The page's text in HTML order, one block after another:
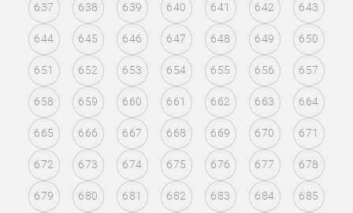
637 638 639 640 641 642 643
644 645 646 647 648 649 650
651 652 653 654 655 656 657
658 659 660 661 662 663 664
665 666 667 668 669 670 671
672 673 674 675 676 677 678
679 680 681 682 683 684 685